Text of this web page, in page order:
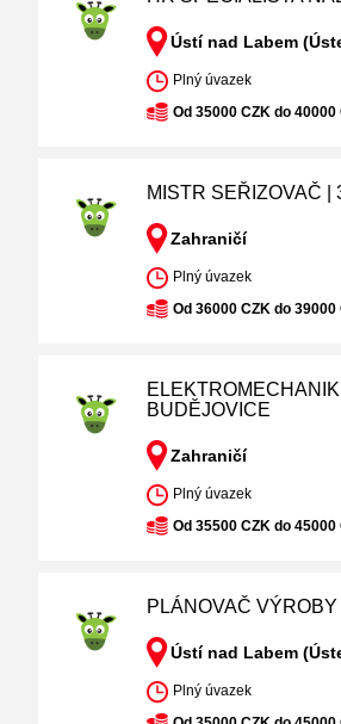
Ústí nad Labem
Plný úvazek
Od 35000 CZK do 40000
MISTR SEŘIZOVAČ |
Zahraničí
Plný úvazek
Od 36000 CZK do 39000
BUDĚJOVICE
Zahraničí
Plný úvazek
Od 35500 CZK do 45000
PLÁNOVAČ VÝROBY
Ústí nad Labem
Plný úvazek